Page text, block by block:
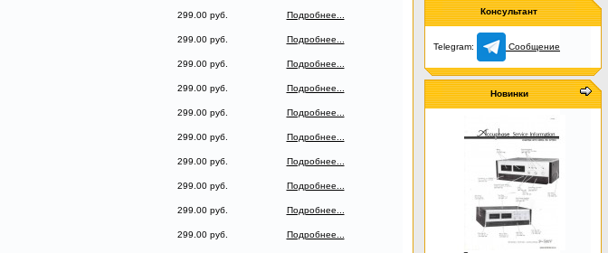
299.00 руб.
Подробнее...
299.00 руб.
Подробнее...
299.00 руб.
Подробнее...
299.00 руб.
Подробнее...
299.00 руб.
Подробнее...
299.00 руб.
Подробнее...
299.00 руб.
Подробнее...
299.00 руб.
Подробнее...
299.00 руб.
Подробнее...
299.00 руб.
Подробнее...
Консультант
Telegram: Сообщение
Новинки